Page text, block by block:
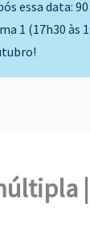
essa data:
1 (17h30 às